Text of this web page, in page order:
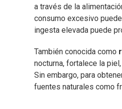
a través de la
consumo excesivo
ingesta elevada puede
También conocida como
nocturna, fortalece la
Sin embargo, para
fuentes naturales como